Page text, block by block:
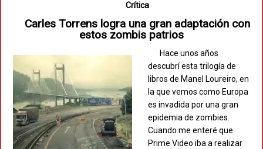
Crítica
Carles Torrens logra una gran adaptación con
estos zombis patrios
Hace unos años
descubrí esta trilogía de
libros de Manel Loureiro, en
la que vemos como Europa
es invadida por una gran
epidemia de zombies.
Cuando me enteré que
Prime Video iba a realizar